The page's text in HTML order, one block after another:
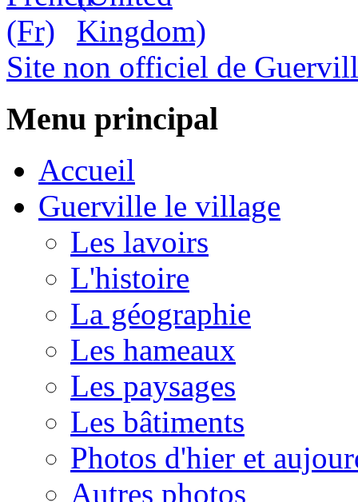
Site non officiel de
Menu principal
Accueil
Guerville le village
Les lavoirs
L'histoire
La géographie
Les hameaux
Les paysages
Les bâtiments
Photos d'hier et
Autres photos